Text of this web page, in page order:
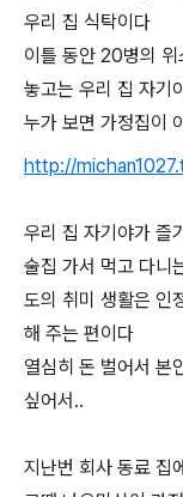
우리 집 식탁이다
이틀 동안 20병의
놓고는 우리 집 자기
누가 보면 가정집이
http://
우리 집 자기야가 즐
술집 가서 먹고 다니
도의 취미 생활은 인
해 주는 편이다
열심히 돈 벌어서 본
싶어서..
지난번 회사 동료 집